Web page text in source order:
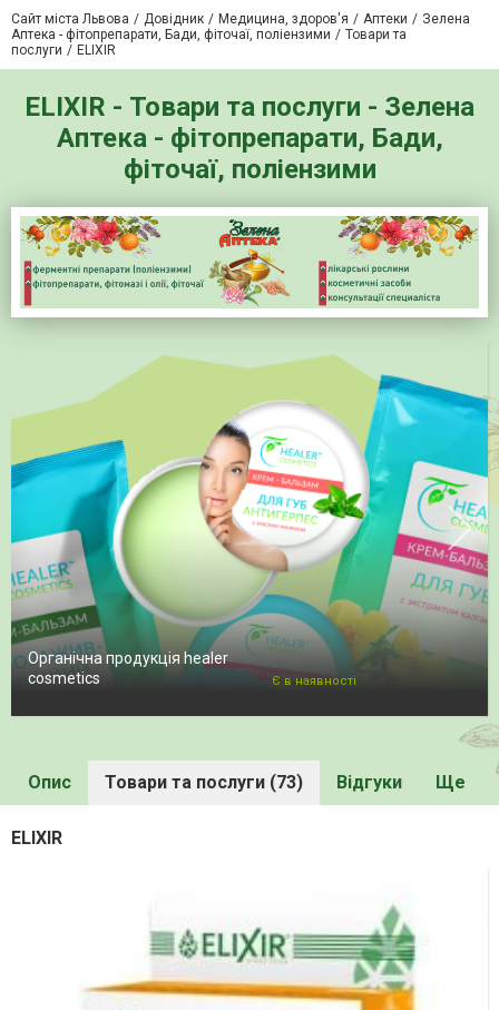
Сайт міста Львова Довідник Медицина, здоров'я Аптеки
Зелена
Аптека - фітопрепарати, Бади, фіточаї, поліензими
Товари та
послуги
ELIXIR
ELIXIR - Товари та послуги - Зелена
Аптека - фітопрепарати, Бади,
фіточаї, поліензими
Органічна продукція healer
cosmetics
Є в наявності
Опис Товари та послуги (73) Відгуки Ще
ELIXIR